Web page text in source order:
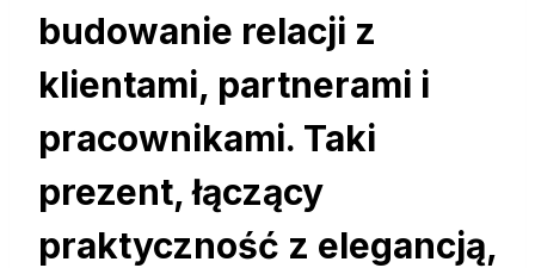
budowanie relacji z
klientami, partnerami i
pracownikami. Taki
prezent, łączący
praktyczność z elegancją,